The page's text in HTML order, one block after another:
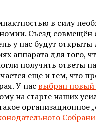
в силу
Съезд
у нас будут открыты
аппарата для того,
получить ответы
еще и тем, что
У нас выбран новый
на старте наших
организационное